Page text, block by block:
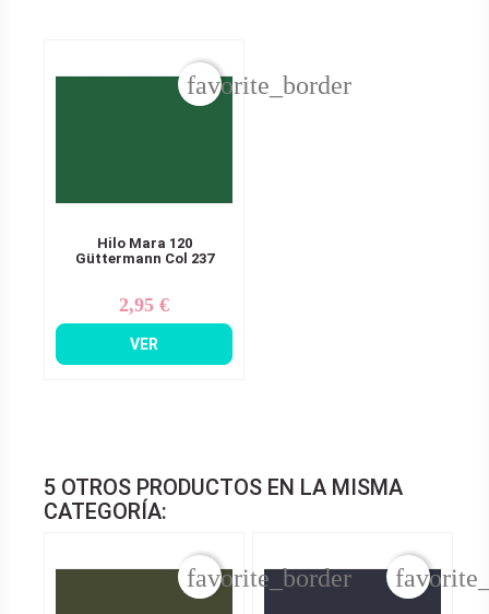
Hilo Mara 120
Güttermann Col 237
Precio
2,95 €
VER
favorite_border
5 OTROS PRODUCTOS EN LA MISMA
CATEGORÍA:
favorite_border